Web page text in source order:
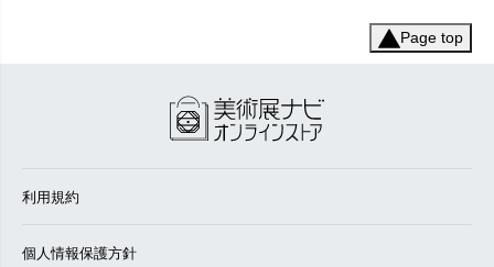
Page top
利用規約
個人情報保護方針